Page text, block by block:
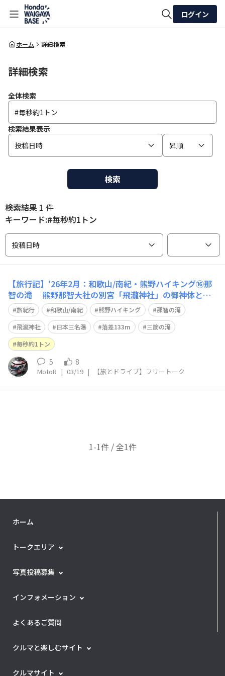
全体検索
ログイン
ホーム 詳細検索
詳細検索
全体検索
検索結果表示
投稿日時
昇順
検索
検索結果 1 件
キーワード:#毎秒約1トン
投稿日時
【旅行記】'26年2月：和歌山/南紀・熊野ハイキング⑯那
智の滝 熊野那智大社の別宮「飛瀧神社」の御神体とし
て、崇められている『那智の滝』 日光・華厳滝、大子・
袋田の滝と共に「日本三名瀑」に数えられています🙂 直
瀑滝壺までの落差133mは、途中に段差のない直瀑の一段
旅紀行 和歌山/南紀 熊野ハイキング
那智の滝
飛瀧神社
日本三名瀑 落差133m
三筋の滝
毎秒約1トン
5 8
MotoR | 03/19 | 【旅とドライブ】フリートーク
1-1件 / 全1件
ホーム
トークエリア
写真投稿募集
インフォメーション
よくあるご質問
クルマと楽しむサイト
クルマサイト